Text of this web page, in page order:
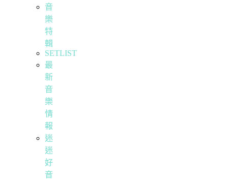
音
樂
特
輯
SETLIST
最
新
音
樂
情
報
迷
迷
好
音